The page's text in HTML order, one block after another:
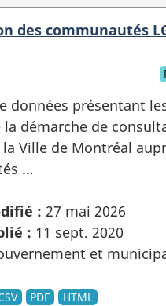
des communautés
données présentant
démarche de
Ville de Montréal
…
: 27 mai 2026
: 11 sept. 2020
et
PDF HTML